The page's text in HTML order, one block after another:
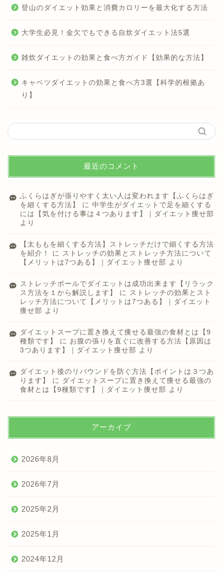
登山のダイエット効果と消費カロリーを最大化する方法
大学生必見！金欠でもできる自炊ダイエット法5選
雑炊ダイエットの効果と食べ方ガイド【効果的な方法】
キャベツダイエットの効果と食べ方3選【科学的根拠あ
り】
最近のコメント
ふくらはぎが張りやすく太い人は変われます【ふくらはぎ
を細くする方法】
に 中学生がダイエットで足を細くする
には【気を付ける事は４つあります】｜ダイエット痩せ部
より
【太ももを細くする方法】ストレッチだけで細くする方法
を紹介！
に ストレッチの効果とストレッチ方法について
【メリットは7つある】｜ダイエット痩せ部 より
ストレッチポールでダイエットは成功出来ます【リラック
ス方法を１から解説します】
に ストレッチの効果とスト
レッチ方法について【メリットは7つある】｜ダイエット
痩せ部 より
ダイエットスープに置き換えて痩せる最強の食材とは【9
種類です】
に お腹の張りを直ぐに改善する方法【原因は
3つあります】｜ダイエット痩せ部 より
ダイエット後のリバウンドを防ぐ方法【ポイントは３つあ
ります】
に ダイエットスープに置き換えて痩せる最強の
食材とは【9種類です】｜ダイエット痩せ部 より
アーカイブ
2026年8月
2026年7月
2025年2月
2025年1月
2024年12月